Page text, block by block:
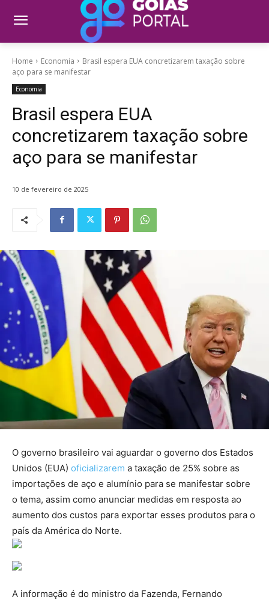
Home Economia
Brasil espera EUA concretizarem taxação sobre
aço para se manifestar
Economia
Brasil espera EUA
concretizarem taxação sobre
aço para se manifestar
10 de fevereiro de 2025
O governo brasileiro vai aguardar o governo dos Estados
Unidos (EUA) oficializarem a taxação de 25% sobre as
importações de aço e alumínio para se manifestar sobre
o tema, assim como anunciar medidas em resposta ao
aumento dos custos para exportar esses produtos para o
país da América do Norte.
A informação é do ministro da Fazenda, Fernando